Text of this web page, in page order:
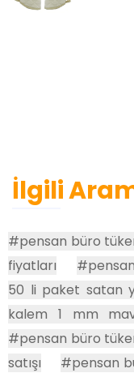
İlgili
#pensan büro
fiyatları
50 li paket satan
kalem 1 mm
#pensan büro
satışı
#pensan